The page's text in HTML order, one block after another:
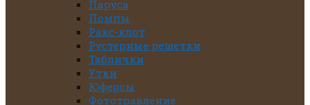
Паруса
Помпы
Ракс-клот
Рустерные решетки
Таблички
Утки
Юферсы
Фототравление